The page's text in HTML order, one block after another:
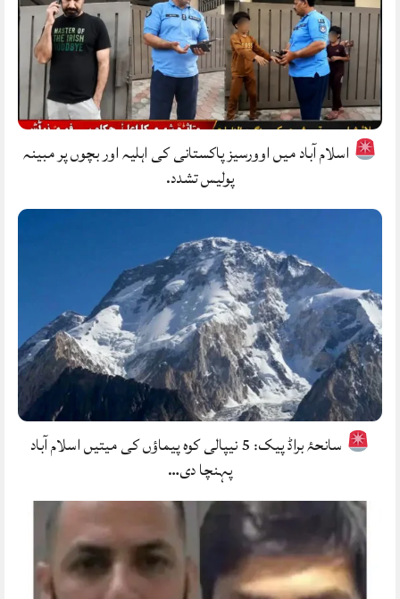
اسلام آباد میں اوورسیز پاکستانی کی اہلیہ اور بچوں پر مبینہ
پولیس تشدد.
سانحۂ براڈ پیک: 5 نیپالی کوہ پیماؤں کی میتیں اسلام آباد
پہنچا دی…